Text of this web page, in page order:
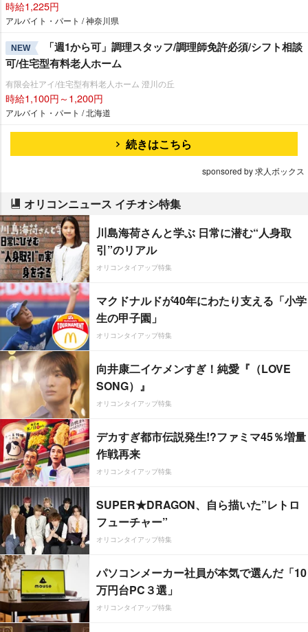
時給1,225円
アルバイト・パート / 神奈川県
NEW
「週1から可」調理スタッフ/調理師免許必須/シフト相談
可/住宅型有料老人ホーム
有限会社アイ/住宅型有料老人ホーム 澄川の丘
時給1,100円～1,200円
アルバイト・パート / 北海道
続きはこちら
sponsored by 求人ボックス
オリコンニュース イチオシ特集
川島海荷さんと学ぶ 日常に潜む“人身取
引”のリアル
オリコンタイアップ特集
マクドナルドが40年にわたり支える「小学
生の甲子園」
オリコンタイアップ特集
向井康二イケメンすぎ！純愛『（LOVE
SONG）』
オリコンタイアップ特集
デカすぎ都市伝説発生!?ファミマ45％増量
作戦再来
オリコンタイアップ特集
SUPER★DRAGON、自ら描いた”レトロ
フューチャー”
オリコンタイアップ特集
パソコンメーカー社員が本気で選んだ「10
万円台PC３選」
オリコンタイアップ特集